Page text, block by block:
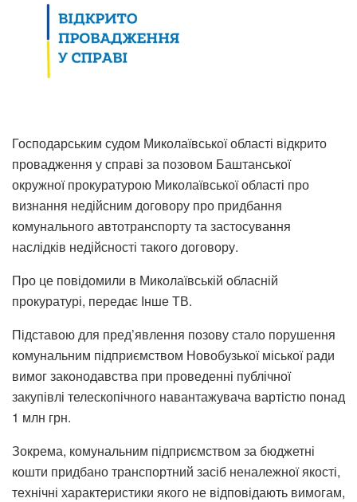
Господарським судом Миколаївської області відкрито
провадження у справі за позовом Баштанської
окружної прокуратурою Миколаївської області про
визнання недійсним договору про придбання
комунального автотранспорту та застосування
наслідків недійсності такого договору.
Про це повідомили в Миколаївській обласній
прокуратурі, передає Інше ТВ.
Підставою для пред’явлення позову стало порушення
комунальним підприємством Новобузької міської ради
вимог законодавства при проведенні публічної
закупівлі телескопічного навантажувача вартістю понад
1 млн грн.
Зокрема, комунальним підприємством за бюджетні
кошти придбано транспортний засіб неналежної якості,
технічні характеристики якого не відповідають вимогам,